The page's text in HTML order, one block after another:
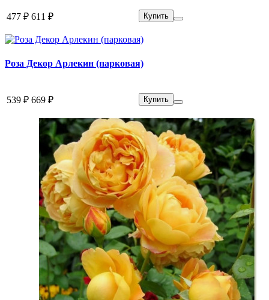
477 ₽ 611 ₽ Купить
Роза Декор Арлекин (парковая)
539 ₽ 669 ₽ Купить